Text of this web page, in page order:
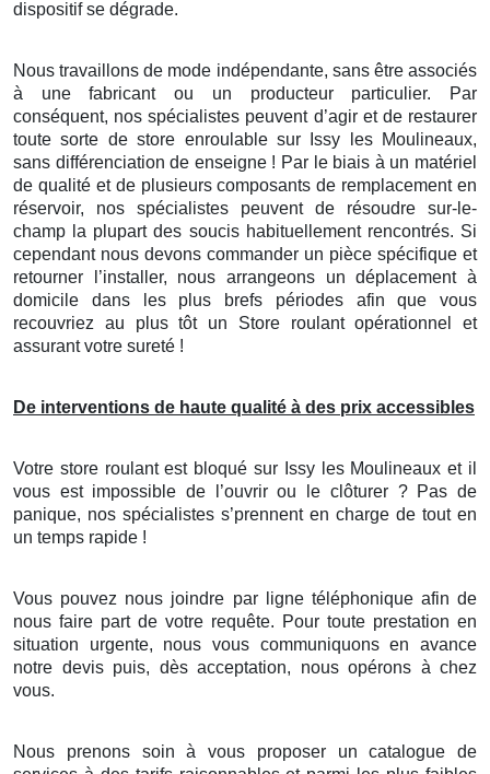
dispositif se dégrade.
Nous travaillons de mode indépendante, sans être associés
à une fabricant ou un producteur particulier. Par
conséquent, nos spécialistes peuvent d’agir et de restaurer
toute sorte de store enroulable sur Issy les Moulineaux,
sans différenciation de enseigne ! Par le biais à un matériel
de qualité et de plusieurs composants de remplacement en
réservoir, nos spécialistes peuvent de résoudre sur-le-
champ la plupart des soucis habituellement rencontrés. Si
cependant nous devons commander un pièce spécifique et
retourner l’installer, nous arrangeons un déplacement à
domicile dans les plus brefs périodes afin que vous
recouvriez au plus tôt un Store roulant opérationnel et
assurant votre sureté !
De interventions de haute qualité à des prix accessibles
Votre store roulant est bloqué sur Issy les Moulineaux et il
vous est impossible de l’ouvrir ou le clôturer ? Pas de
panique, nos spécialistes s’prennent en charge de tout en
un temps rapide !
Vous pouvez nous joindre par ligne téléphonique afin de
nous faire part de votre requête. Pour toute prestation en
situation urgente, nous vous communiquons en avance
notre devis puis, dès acceptation, nous opérons à chez
vous.
Nous prenons soin à vous proposer un catalogue de